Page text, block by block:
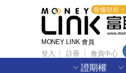
MONEY LINK 會員
登入 註冊 會員中心
證期權